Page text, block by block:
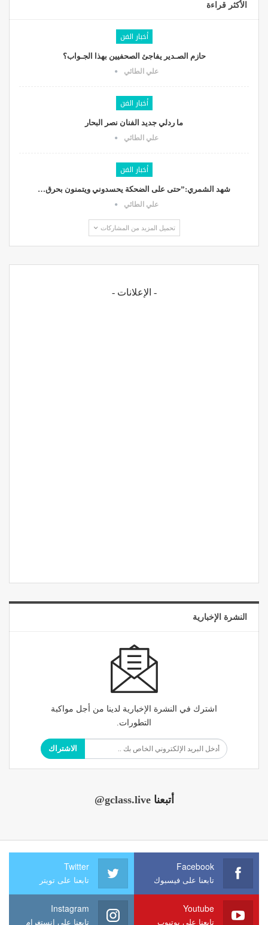
الأكثر قراءة
أخبار الفن
حازم الصـدير يفاجئ الصحفيين بهذا الجـواب؟
علي الطائي
أخبار الفن
ما ردلي جديد الفنان نصر البحار
علي الطائي
أخبار الفن
شهد الشمري:”حتى على الضحكة يحسدوني ويتمنون بحرق…
علي الطائي
تحميل المزيد من المشاركات
- الإعلانات -
النشرة الإخبارية
اشترك في النشرة الإخبارية لدينا من أجل مواكبة
التطورات.
الاشتراك
أتبعنا@gclass.live
Facebook
تابعنا على فيسبوك
Twitter
تابعنا على تويتر
Youtube
تابعنا على يوتيوب
Instagram
تابعنا على إنستغرام